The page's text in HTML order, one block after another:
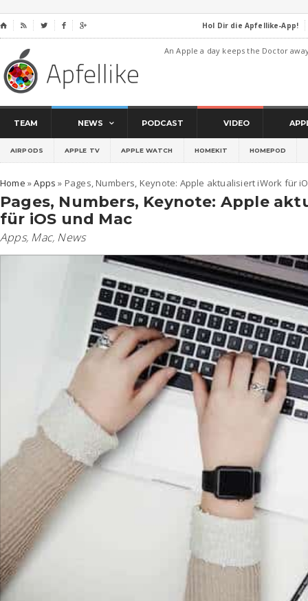
⌂     Hol Dir die Apfellike-App!
An Apple a day keeps the Doctor
TEAM NEWS PODCAST VIDEO
AIRPODS APPLE TV APPLE WATCH HOMEKIT HOMEPOD
Home »Apps » Pages, Numbers, Keynote: Apple aktualisiert iWork für
Pages, Numbers, Keynote: Apple
für iOS und Mac
Apps, Mac, News